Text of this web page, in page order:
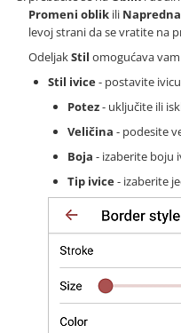
Promeni oblik ili
levoj strani da se vratite na
OdeljakStil omogućava
Stil ivice- postavite
Potez- uključite ili
Veličina - podesite
Boja - izaberite boju
Tip ivice- izaberite